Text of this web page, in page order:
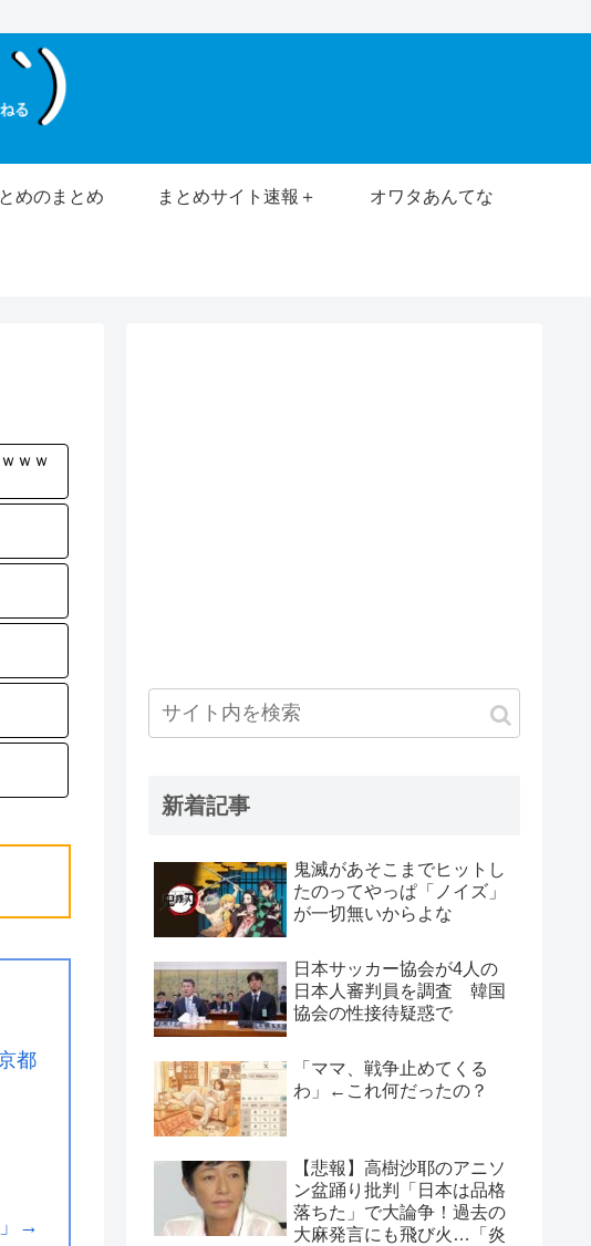
めのまとめ まとめサイト速報＋ オワタあんてな
ｗｗ
都
」→
新着記事
鬼滅があそこまでヒットし
たのってやっぱ「ノイズ」
が一切無いからよな
日本サッカー協会が4人の
日本人審判員を調査 韓国
協会の性接待疑惑で
「ママ、戦争止めてくる
わ」←これ何だったの？
【悲報】高樹沙耶のアニソ
ン盆踊り批判「日本は品格
落ちた」で大論争！過去の
大麻発言にも飛び火…「炎